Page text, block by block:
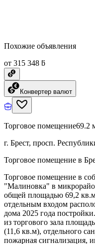
Похожие объявления
от 315 348 ƃ
Конвертер валют
Торговое помещение69.2
г. Брест, просп.
Торговое помещение в
Торговое помещение в
"Малиновка" в
общей площадью 69,2
отдельным входом
дома 2025 года
из торгового зала
(11,6 кв.м), отдельного
пожарная сигнализация,